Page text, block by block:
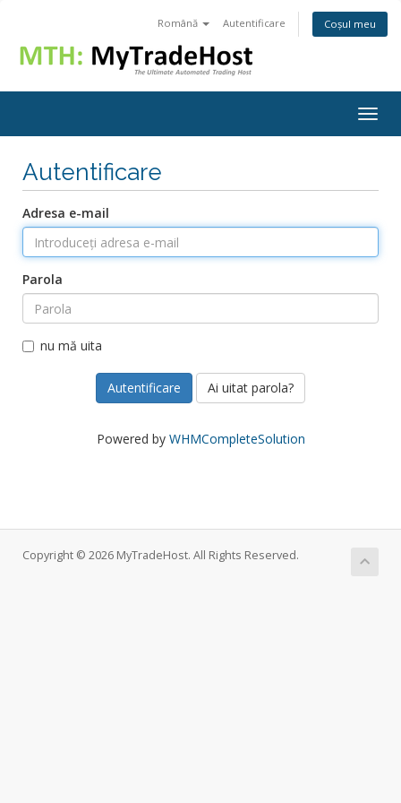
Română Autentificare Coșul meu
Autentificare
Adresa e-mail
Parola
nu mă uita
Ai uitat parola?
Powered by WHMCompleteSolution
Copyright © 2026 MyTradeHost. All Rights Reserved.